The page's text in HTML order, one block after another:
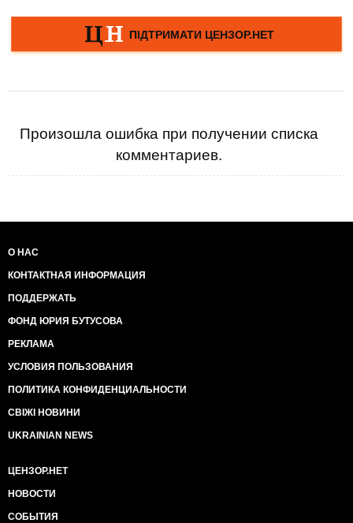
Произошла ошибка при получении списка
комментариев.
О НАС
КОНТАКТНАЯ ИНФОРМАЦИЯ
ПОДДЕРЖАТЬ
ФОНД ЮРИЯ БУТУСОВА
РЕКЛАМА
УСЛОВИЯ ПОЛЬЗОВАНИЯ
ПОЛИТИКА КОНФИДЕНЦИАЛЬНОСТИ
СВІЖІ НОВИНИ
UKRAINIAN NEWS
ЦЕНЗОР.НЕТ
НОВОСТИ
СОБЫТИЯ